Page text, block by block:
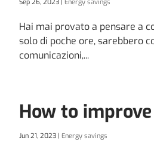
Sep 26, 2023 | Energy savings
Hai mai provato a pensare a
solo di poche ore, sarebbero
comunicazioni,...
How to
Jun 21, 2023 | Energy savings